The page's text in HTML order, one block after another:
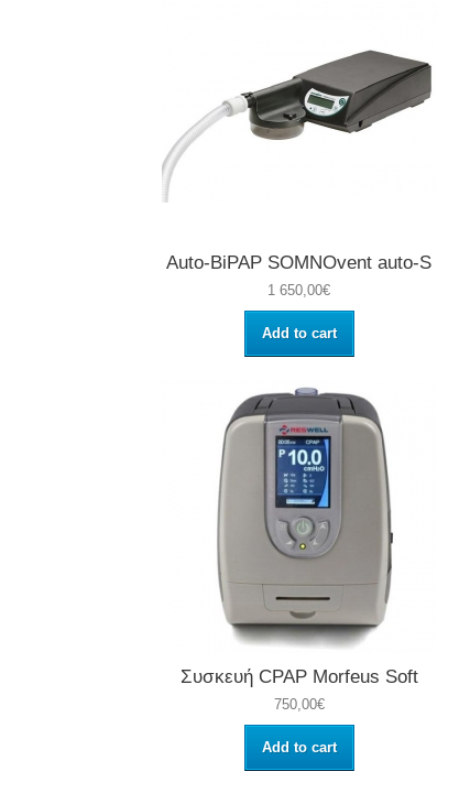
Auto-BiPAP SOMNOvent auto-S
1 650,00€
Add to cart
Συσκευή CPAP Morfeus Soft
750,00€
Add to cart